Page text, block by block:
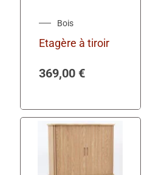
Bois
Etagère à tiroir
369,00 €